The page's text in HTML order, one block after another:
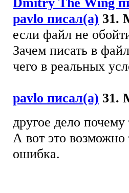
pavlo писал(а) 31.
если файл не
Зачем писать в
чего в реальных
pavlo писал(а) 31.
другое дело
А вот это возможно
ошибка.